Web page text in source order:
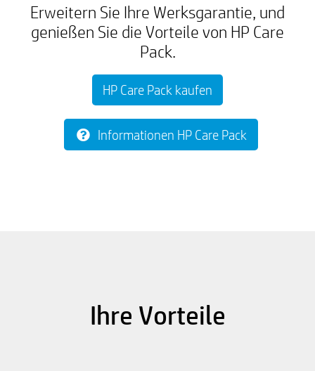
Erweitern Sie Ihre Werksgarantie, und
genießen Sie die Vorteile von HP Care
Pack.
HP Care Pack kaufen
Informationen HP Care Pack
Ihre Vorteile